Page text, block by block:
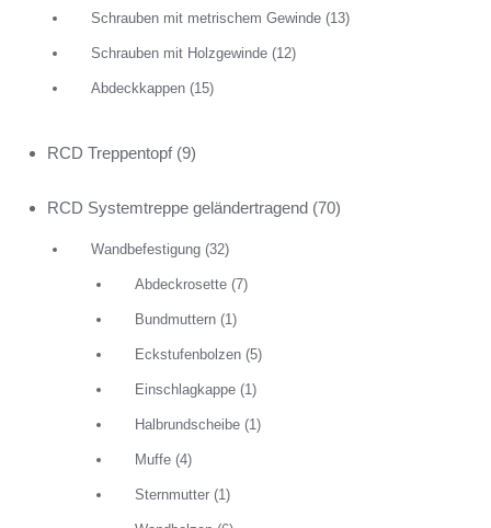
Schrauben mit metrischem Gewinde (13)
Schrauben mit Holzgewinde (12)
Abdeckkappen (15)
RCD Treppentopf (9)
RCD Systemtreppe geländertragend (70)
Wandbefestigung (32)
Abdeckrosette (7)
Bundmuttern (1)
Eckstufenbolzen (5)
Einschlagkappe (1)
Halbrundscheibe (1)
Muffe (4)
Sternmutter (1)